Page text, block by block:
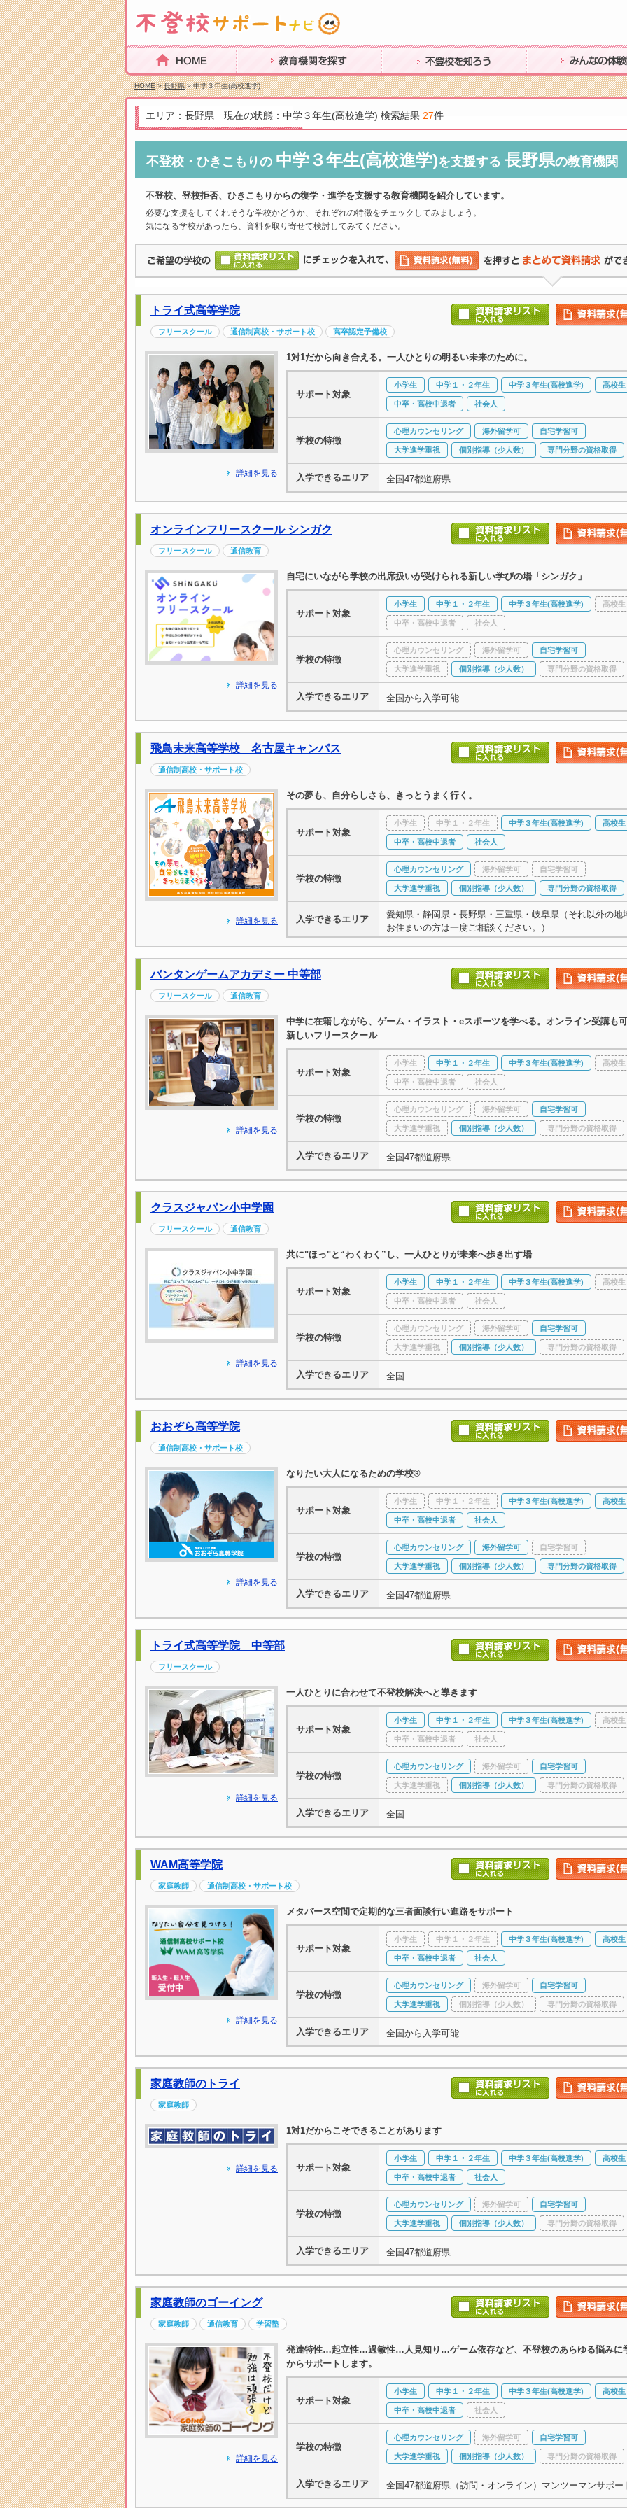
HOME 教育機関を探す 不登校を知ろう みんなの体験談
HOME>長野県> 中学３年生(高校進学)
エリア：長野県 現在の状態：中学３年生(高校進学) 検索結果 27件
不登校・ひきこもりの 中学３年生(高校進学)を支援する 長野県の教育機関
不登校、登校拒否、ひきこもりからの復学・進学を支援する教育機関を紹介しています。
必要な支援をしてくれそうな学校かどうか、それぞれの特徴をチェックしてみましょう。
気になる学校があったら、資料を取り寄せて検討してみてください。
トライ式高等学院
フリースクール 通信制高校・サポート校 高卒認定予備校
詳細を見る
1対1だから向き合える。一人ひとりの明るい未来のために。
サポート対象
小学生 中学１・２年生 中学３年生(高校進学) 高校生
中卒・高校中退者 社会人
学校の特徴
心理カウンセリング 海外留学可 自宅学習可
大学進学重視 個別指導（少人数） 専門分野の資格取得
入学できるエリア 全国47都道府県
オンラインフリースクール シンガク
フリースクール 通信教育
詳細を見る
自宅にいながら学校の出席扱いが受けられる新しい学びの場「シンガク」
サポート対象
小学生 中学１・２年生 中学３年生(高校進学) 高校生
中卒・高校中退者 社会人
学校の特徴
心理カウンセリング 海外留学可 自宅学習可
大学進学重視 個別指導（少人数） 専門分野の資格取得
入学できるエリア 全国から入学可能
飛鳥未来高等学校 名古屋キャンパス
通信制高校・サポート校
詳細を見る
その夢も、自分らしさも、きっとうまく行く。
サポート対象
小学生 中学１・２年生 中学３年生(高校進学) 高校生
中卒・高校中退者 社会人
学校の特徴
心理カウンセリング 海外留学可 自宅学習可
大学進学重視 個別指導（少人数） 専門分野の資格取得
入学できるエリア
愛知県・静岡県・長野県・三重県・岐阜県（それ以外の地
お住まいの方は一度ご相談ください。）
バンタンゲームアカデミー 中等部
フリースクール 通信教育
詳細を見る
中学に在籍しながら、ゲーム・イラスト・eスポーツを学べる。オンライン受講も
新しいフリースクール
サポート対象
小学生 中学１・２年生 中学３年生(高校進学) 高校生
中卒・高校中退者 社会人
学校の特徴
心理カウンセリング 海外留学可 自宅学習可
大学進学重視 個別指導（少人数） 専門分野の資格取得
入学できるエリア 全国47都道府県
クラスジャパン小中学園
フリースクール 通信教育
詳細を見る
共に"ほっ"と“わくわく”し、一人ひとりが未来へ歩き出す場
サポート対象
小学生 中学１・２年生 中学３年生(高校進学) 高校生
中卒・高校中退者 社会人
学校の特徴
心理カウンセリング 海外留学可 自宅学習可
大学進学重視 個別指導（少人数） 専門分野の資格取得
入学できるエリア 全国
おおぞら高等学院
通信制高校・サポート校
詳細を見る
なりたい大人になるための学校®
サポート対象
小学生 中学１・２年生 中学３年生(高校進学) 高校生
中卒・高校中退者 社会人
学校の特徴
心理カウンセリング 海外留学可 自宅学習可
大学進学重視 個別指導（少人数） 専門分野の資格取得
入学できるエリア 全国47都道府県
トライ式高等学院 中等部
フリースクール
詳細を見る
一人ひとりに合わせて不登校解決へと導きます
サポート対象
小学生 中学１・２年生 中学３年生(高校進学) 高校生
中卒・高校中退者 社会人
学校の特徴
心理カウンセリング 海外留学可 自宅学習可
大学進学重視 個別指導（少人数） 専門分野の資格取得
入学できるエリア 全国
WAM高等学院
家庭教師 通信制高校・サポート校
詳細を見る
メタバース空間で定期的な三者面談行い進路をサポート
サポート対象
小学生 中学１・２年生 中学３年生(高校進学) 高校生
中卒・高校中退者 社会人
学校の特徴
心理カウンセリング 海外留学可 自宅学習可
大学進学重視 個別指導（少人数） 専門分野の資格取得
入学できるエリア 全国から入学可能
家庭教師のトライ
家庭教師
詳細を見る
1対1だからこそできることがあります
サポート対象
小学生 中学１・２年生 中学３年生(高校進学) 高校生
中卒・高校中退者 社会人
学校の特徴
心理カウンセリング 海外留学可 自宅学習可
大学進学重視 個別指導（少人数） 専門分野の資格取得
入学できるエリア 全国47都道府県
家庭教師のゴーイング
家庭教師 通信教育 学習塾
詳細を見る
発達特性…起立性…過敏性…人見知り…ゲーム依存など、不登校のあらゆる悩みに
からサポートします。
サポート対象
小学生 中学１・２年生 中学３年生(高校進学) 高校生
中卒・高校中退者 社会人
学校の特徴
心理カウンセリング 海外留学可 自宅学習可
大学進学重視 個別指導（少人数） 専門分野の資格取得
入学できるエリア 全国47都道府県（訪問・オンライン）マンツーマンサポー